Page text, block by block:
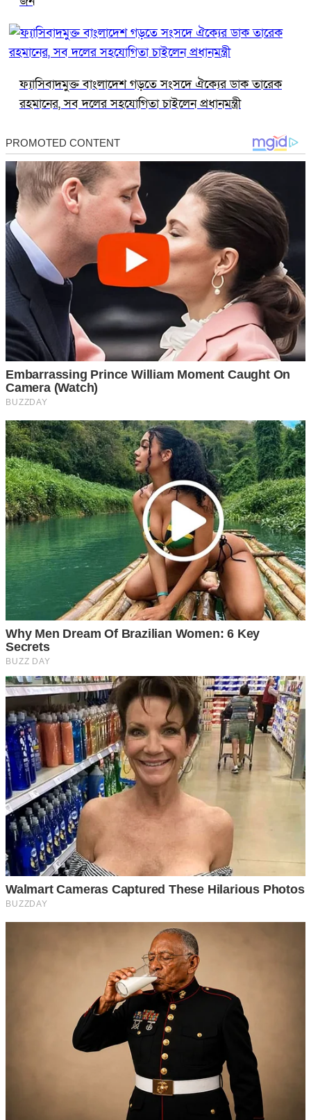
ফ্যাসিবাদমুক্ত বাংলাদেশ গড়তে সংসদে ঐক্যের ডাক তারেক
রহমানের, সব দলের সহযোগিতা চাইলেন প্রধানমন্ত্রী